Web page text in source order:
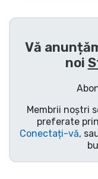
Vă
noi
Membrii noștri
preferate
Conectați-vă,
Tipuri de